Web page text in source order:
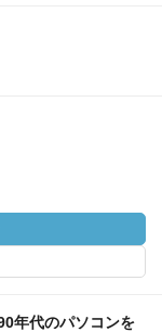
年代のパソコンを